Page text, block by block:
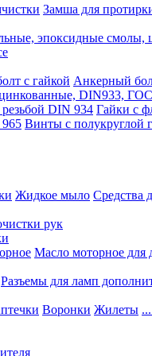
Замша для
эпоксидные смолы,
с гайкой Анкерный
DIN933,
DIN 934 Гайки с
Винты с полукруглой
Жидкое мыло Средства
рук
Масло моторное для
Разъемы для ламп
Воронки Жилеты